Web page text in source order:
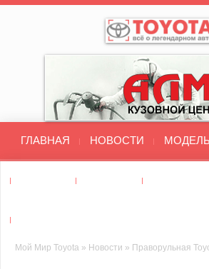
ГЛАВНАЯ НОВОСТИ
Мой Мир Toyota » Новости » Праворульная